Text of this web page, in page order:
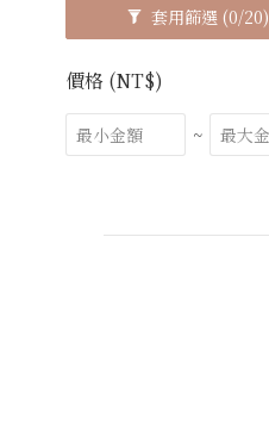
套用篩選 (0/20)
價格 (NT$)
~